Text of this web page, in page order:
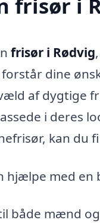
frisør i Rødvig
dine
af dygtige
i deres
kan du
hjælpe med
både mænd